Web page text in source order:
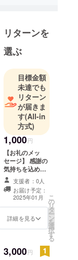
17,000人か
らご支援い
ただいてお
現在53歳！
人生何が起
こるかわか
らない
なぁ？と、
自身で感動
しておりま
す。よろし
くお願い申
し上げます
🙇
リターンを
選ぶ
目標金額
未達でも
リターン
が届きま
す(All-in
方式)
1,000円
【お礼のメッ
セージ】 感謝の
気持ちを込め
て、お礼のメッ
セージをお送り
します。
支援者：0人
お届け予定：
2025年01月
詳細を見る
こ
の
リ
タ
ー
ン
を
選
択
す
る
3,000円